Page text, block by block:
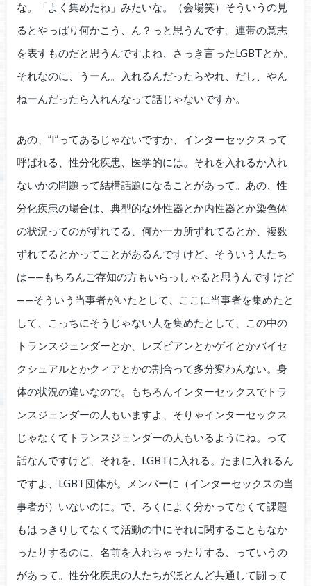
な。「よく集めたね」みたいな。（会場笑）そういうの見
るとやっぱり何かこう、ん？っと思うんです。連帯の意志
を表すものだと思うんですよね、さっき言ったLGBTとか。
それなのに、うーん。入れるんだったらやれ、だし、やん
ねーんだったら入れんなって話じゃないですか。
あの、”I”ってあるじゃないですか、インターセックスって
呼ばれる、性分化疾患、医学的には。それを入れるか入れ
ないかの問題って結構話題になることがあって。あの、性
分化疾患の場合は、典型的な外性器とか内性器とか染色体
の状況ってのがずれてる、何か一カ所ずれてるとか、複数
ずれてるとかってことがあるんですけど、そういう人たち
は——もちろんご存知の方もいらっしゃると思うんですけど
——そういう当事者がいたとして、ここに当事者を集めたと
して、こっちにそうじゃない人を集めたとして、この中の
トランスジェンダーとか、レズビアンとかゲイとかバイセ
クシュアルとかクィアとかの割合って多分変わんない。身
体の状況の違いなので。もちろんインターセックスでトラ
ンスジェンダーの人もいますよ、そりゃインターセックス
じゃなくてトランスジェンダーの人もいるようにね。って
話なんですけど、それを、LGBTに入れる。たまに入れるん
ですよ、LGBT団体が。メンバーに（インターセックスの当
事者が）いないのに。で、ろくによく分かってなくて課題
もはっきりしてなくて活動の中にそれに関することもなか
ったりするのに、名前を入れちゃったりする、っていうの
があって。性分化疾患の人たちがほとんど共通して闘って